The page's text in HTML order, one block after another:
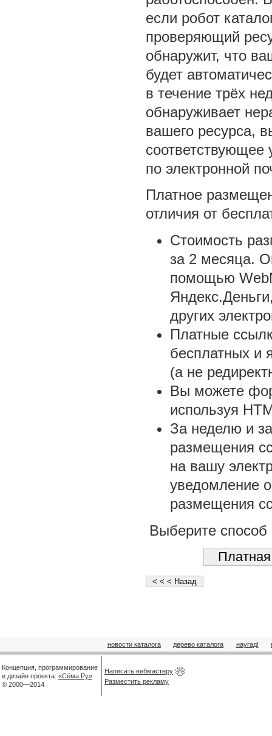
если робот
проверяющий
обнаружит, что
будет
в течение трёх
обнаруживает
вашего ресурса,
соответствующее
по электронной
Платное
отличия от
Стоимость
за 2 месяца.
помощью
других
Платные
бесплатных и
(а не
Вы можете
используя
За неделю и
размещения
на вашу
уведомление
размещения
Выберите способ
новости каталога дерево каталога наугад!
Концепция, программирование
и дизайн проекта: «Сёма.Ру»
© 2000—2014
Написать вебмастеру
Разместить рекламу